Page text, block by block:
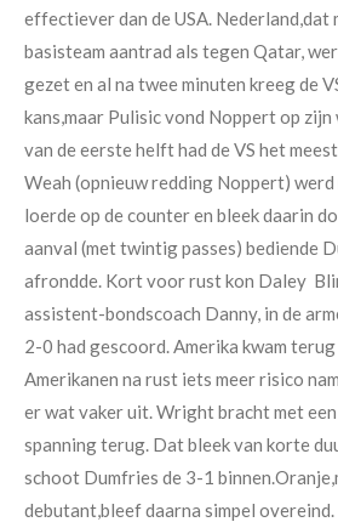
effectiever dan de USA. Nederland,dat
basisteam aantrad als tegen Qatar,
gezet en al na twee minuten kreeg de
kans,maar Pulisic vond Noppert op zijn
van de eerste helft had de VS het
Weah (opnieuw redding Noppert)
loerde op de counteren bleek daarin
aanval (met twintig passes) bediende
afrondde. Kort voor rust kon Daley
assistent-bondscoach Danny, in de
2-0 had gescoord. Amerika kwam
Amerikanen na rust iets meer risico
er wat vaker uit. Wright bracht met
spanning terug. Dat bleek van korte
schoot Dumfries de 3-1
debutant,bleef daarna simpel overeind.